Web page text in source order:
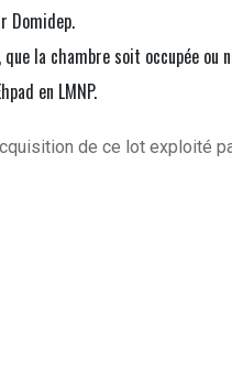
Domidep.
la chambre soit occupée ou
en LMNP.
de ce lot exploité